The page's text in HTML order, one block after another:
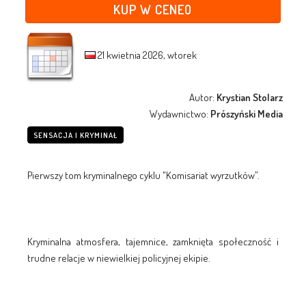
KUP W CENEO
21 kwietnia 2026, wtorek
Autor: Krystian Stolarz
Wydawnictwo: Prószyński Media
SENSACJA I KRYMINAŁ
Pierwszy tom kryminalnego cyklu "Komisariat wyrzutków”.
Kryminalna atmosfera, tajemnice, zamknięta społeczność i
trudne relacje w niewielkiej policyjnej ekipie.